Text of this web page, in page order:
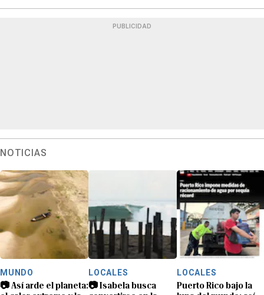
PUBLICIDAD
NOTICIAS
MUNDO
📷 Así arde el planeta:
LOCALES
📷 Isabela busca
LOCALES
Puerto Rico bajo la